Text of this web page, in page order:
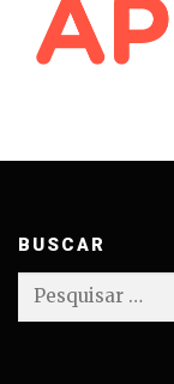
BUSCAR
Pesquisar